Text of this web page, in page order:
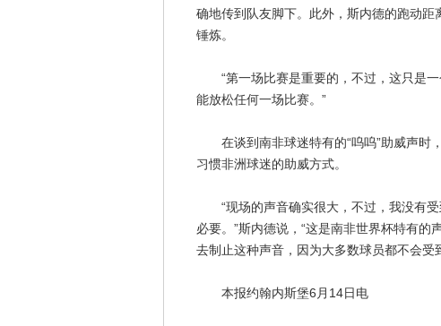
确地传到队友脚下。此外，斯内德的跑动
锤炼。
“第一场比赛是重要的，不过，这只是一
能放松任何一场比赛。”
在谈到南非球迷特有的“呜呜”助威声时
习惯非洲球迷的助威方式。
“现场的声音确实很大，不过，我没有受
必要。”斯内德说，“这是南非世界杯特有
去制止这种声音，因为大多数球员都不会受
本报约翰内斯堡6月14日电